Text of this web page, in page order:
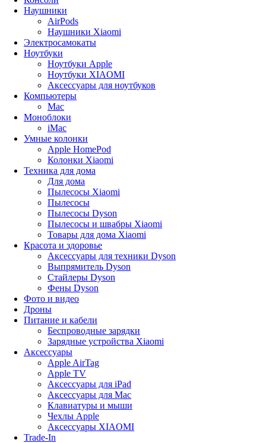
Наушники
AirPods
Наушники Xiaomi
Электросамокаты
Ноутбуки
Ноутбуки Apple
Ноутбуки XIAOMI
Аксессуары для ноутбуков
Компьютеры
Mac
Моноблоки
iMac
Умные колонки
Apple HomePod
Колонки Xiaomi
Техника для дома
Для дома
Пылесосы Xiaomi
Пылесосы
Пылесосы Dyson
Пылесосы и швабры Xiaomi
Товары для дома Xiaomi
Красота и здоровье
Аксессуары для техники Dyson
Выпрямитель Dyson
Стайлеры Dyson
Фены Dyson
Фото и видео
Дроны
Питание и кабели
Беспроводные зарядки
Зарядные устройства Xiaomi
Аксессуары
Apple AirTag
Apple TV
Аксессуары для iPad
Аксессуары для Mac
Клавиатуры и мыши
Чехлы Apple
Аксессуары XIAOMI
Trade-In